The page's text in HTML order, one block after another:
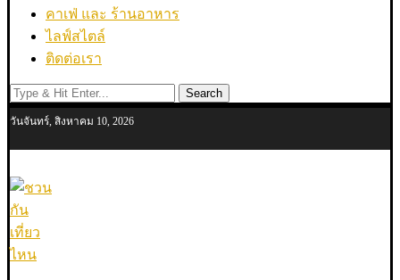
คาเฟ่ และ ร้านอาหาร
ไลฟ์สไตล์
ติดต่อเรา
Search
วันจันทร์, สิงหาคม 10, 2026